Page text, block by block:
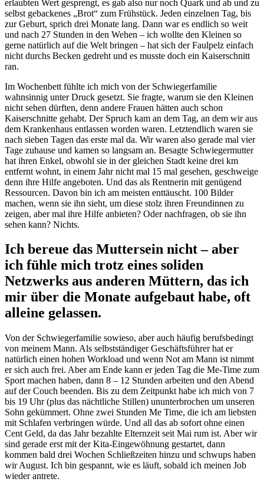
erlaubten Wert gesprengt, es gab also nur noch Quark und ab und zu
selbst gebackenes „Brot“ zum Frühstück. Jeden einzelnen Tag, bis
zur Geburt, sprich drei Monate lang. Dann war es endlich so weit
und nach 27 Stunden in den Wehen – ich wollte den Kleinen so
gerne natürlich auf die Welt bringen – hat sich der Faulpelz einfach
nicht durchs Becken gedreht und es musste doch ein Kaiserschnitt
ran.
Im Wochenbett fühlte ich mich von der Schwiegerfamilie
wahnsinnig unter Druck gesetzt. Sie fragte, warum sie den Kleinen
nicht sehen dürften, denn andere Frauen hätten auch schon
Kaiserschnitte gehabt. Der Spruch kam an dem Tag, an dem wir aus
dem Krankenhaus entlassen worden waren. Letztendlich waren sie
nach sieben Tagen das erste mal da. Wir waren also gerade mal vier
Tage zuhause und kamen so langsam an. Besagte Schwiegermutter
hat ihren Enkel, obwohl sie in der gleichen Stadt keine drei km
entfernt wohnt, in einem Jahr nicht mal 15 mal gesehen, geschweige
denn ihre Hilfe angeboten. Und das als Rentnerin mit genügend
Ressourcen. Davon bin ich am meisten enttäuscht. 100 Bilder
machen, wenn sie ihn sieht, um diese stolz ihren Freundinnen zu
zeigen, aber mal ihre Hilfe anbieten? Oder nachfragen, ob sie ihn
sehen kann? Nichts.
Ich bereue das Muttersein nicht – aber
ich fühle mich trotz eines soliden
Netzwerks aus anderen Müttern, das ich
mir über die Monate aufgebaut habe, oft
alleine gelassen.
Von der Schwiegerfamilie sowieso, aber auch häufig berufsbedingt
von meinem Mann. Als selbstständiger Geschäftsführer hat er
natürlich einen hohen Workload und wenn Not am Mann ist nimmt
er sich auch frei. Aber am Ende kann er jeden Tag die Me-Time zum
Sport machen haben, dann 8 – 12 Stunden arbeiten und den Abend
auf der Couch beenden. Bis zu dem Zeitpunkt habe ich mich von 7
bis 19 Uhr (plus das nächtliche Stillen) ununterbrochen um unseren
Sohn gekümmert. Ohne zwei Stunden Me Time, die ich am liebsten
mit Schlafen verbringen würde. Und all das ab sofort ohne einen
Cent Geld, da das Jahr bezahlte Elternzeit seit Mai rum ist. Aber wir
sind gerade erst mit der Kita-Eingewöhnung gestartet, dann
kommen bald drei Wochen Schließzeiten hinzu und schwups haben
wir August. Ich bin gespannt, wie es läuft, sobald ich meinen Job
wieder antrete.